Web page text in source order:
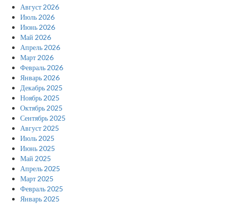
Август 2026
Июль 2026
Июнь 2026
Май 2026
Апрель 2026
Март 2026
Февраль 2026
Январь 2026
Декабрь 2025
Ноябрь 2025
Октябрь 2025
Сентябрь 2025
Август 2025
Июль 2025
Июнь 2025
Май 2025
Апрель 2025
Март 2025
Февраль 2025
Январь 2025